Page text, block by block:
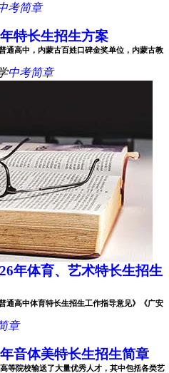
考简章
特长生招生方案
通高中，内蒙古百姓口碑金奖单位，内蒙古教
中考简章
年体育、艺术特长生招生
通高中体育特长生招生工作指导意见》《广安
章
音体美特长生招生简章
等院校输送了大量优秀人才，其中包括各类艺